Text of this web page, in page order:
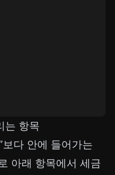
는 항목
다 안에 들어가는
아래 항목에서 세금